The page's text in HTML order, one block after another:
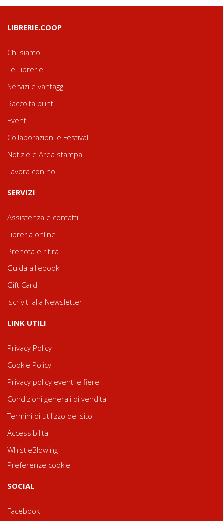
LIBRERIE.COOP
Chi siamo
Le Librerie
Servizi e vantaggi
Raccolta punti
Eventi
Collaborazioni e Festival
Notizie e Area stampa
Lavora con noi
SERVIZI
Assistenza e contatti
Libreria online
Prenota e ritira
Guida all'ebook
Gift Card
Iscriviti alla Newsletter
LINK UTILI
Privacy Policy
Cookie Policy
Privacy policy eventi e fiere
Condizioni generali di vendita
Termini di utilizzo del sito
Accessibilità
WhistleBlowing
Preferenze cookie
SOCIAL
Facebook